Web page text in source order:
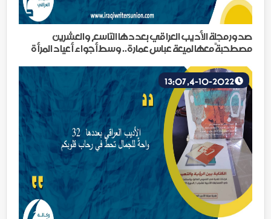
صدور مجلة الأديب العراقي بعددها التاسع والعشرين
مصطحبةً معها لميعة عباس عمارة.. وسط أجواء أعياد المرأة